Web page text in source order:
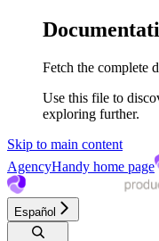
Fetch the complete
Use this file to
exploring further.
Skip to main content
AgencyHandy home page
Español